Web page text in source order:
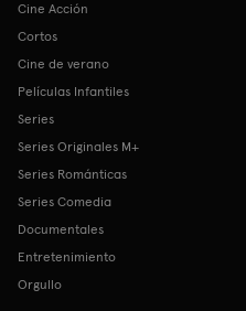
Cine Acción
Cortos
Cine de verano
Películas Infantiles
Series
Series Originales M+
Series Románticas
Series Comedia
Documentales
Entretenimiento
Orgullo